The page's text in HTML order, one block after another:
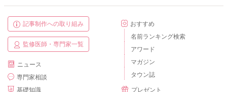
記事制作への取り組み
監修医師・専門家一覧
ニュース
専門家相談
基礎知識
おすすめ
名前ランキング検索
アワード
マガジン
タウン誌
プレゼント